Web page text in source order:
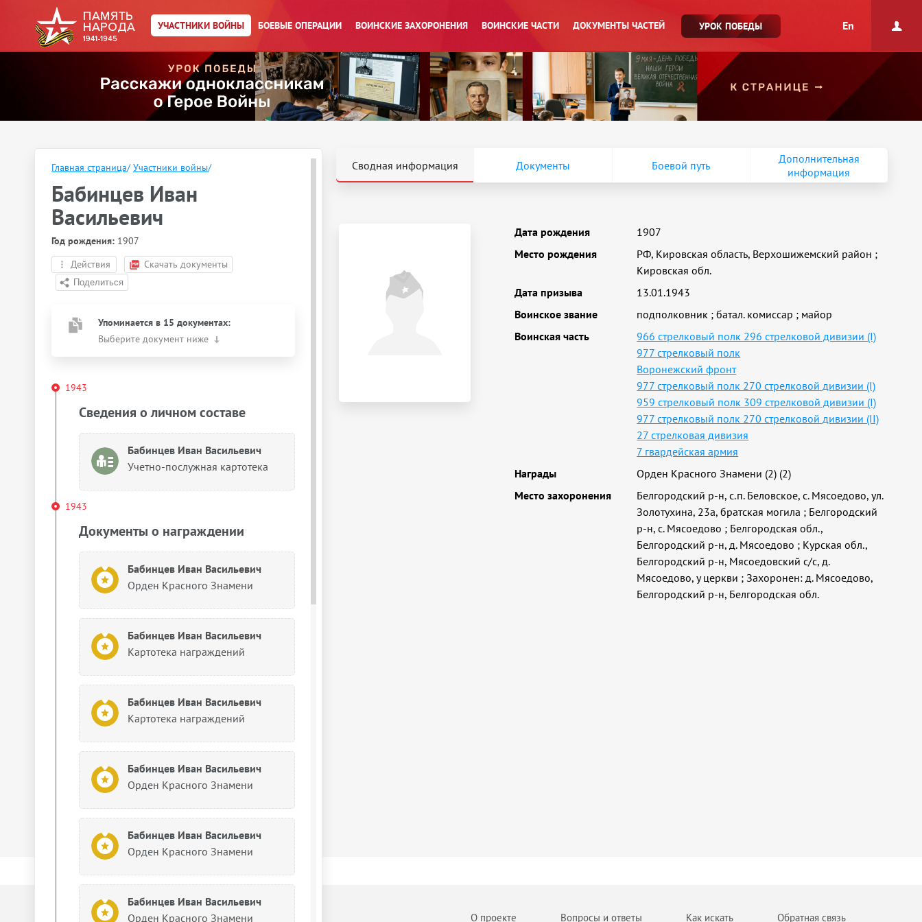
УЧАСТНИКИ ВОЙНЫ БОЕВЫЕ ОПЕРАЦИИ ВОИНСКИЕ ЗАХОРОНЕНИЯ ВОИНСКИЕ ЧАСТИ ДОКУМЕНТЫ ЧАСТЕЙ УРОК ПОБЕДЫ En
Главная страница/ Участники войны/
Бабинцев Иван
Васильевич
Год рождения: 1907
Действия
Скачать документы
Упоминается в 15 документах:
Выберите документ ниже
1943
Сведения о личном составе
Бабинцев Иван Васильевич
Учетно-послужная картотека
1943
Документы о награждении
Бабинцев Иван Васильевич
Орден Красного Знамени
Бабинцев Иван Васильевич
Картотека награждений
Бабинцев Иван Васильевич
Картотека награждений
Бабинцев Иван Васильевич
Орден Красного Знамени
Бабинцев Иван Васильевич
Орден Красного Знамени
Бабинцев Иван Васильевич
Орден Красного Знамени
Сводная информация Документы Боевой путь
Дополнительная
информация
Дата рождения
1907
Место рождения
РФ, Кировская область, Верхошижемский район ;
Кировская обл.
Дата призыва
13.01.1943
Воинское звание
подполковник ;батал. комиссар ; майор
Воинская часть
966 стрелковый полк 296 стрелковой дивизии (I)
977 стрелковый полк
Воронежский фронт
977 стрелковый полк 270 стрелковой дивизии (I)
959 стрелковый полк 309 стрелковой дивизии (I)
977 стрелковый полк 270 стрелковой дивизии (II)
27 стрелковая дивизия
7 гвардейская армия
Награды
Орден Красного Знамени (2) (2)
Место захоронения
Белгородский р-н, с.п. Беловское, с. Мясоедово, ул.
Золотухина, 23а, братская могила ; Белгородский
р-н, с. Мясоедово ; Белгородская обл.,
Белгородский р-н, д. Мясоедово ; Курская обл.,
Белгородский р-н, Мясоедовский с/с, д.
Мясоедово, у церкви ;Захоронен: д. Мясоедово,
Белгородский р-н, Белгородская обл.
О проекте Вопросы и ответы Как искать Обратная связь